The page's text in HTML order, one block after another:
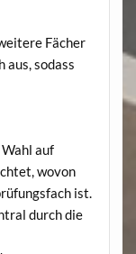
Fächer
aus, sodass
auf
wovon
ist.
durch die